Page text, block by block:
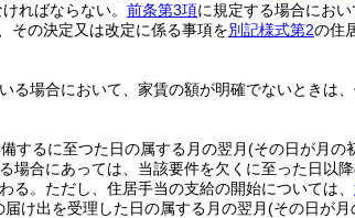
ればならない。 前条第3項に規定する場合におい
その決定又は改定に係る事項を別記様式第2の住
る場合において、家賃の額が明確でないときは
するに至つた日の属する月の翌月(その日が月の
場合にあっては、当該要件を欠くに至った日以
る。 ただし、住居手当の支給の開始については、
け出を受理した日の属する月の翌月(その日が月